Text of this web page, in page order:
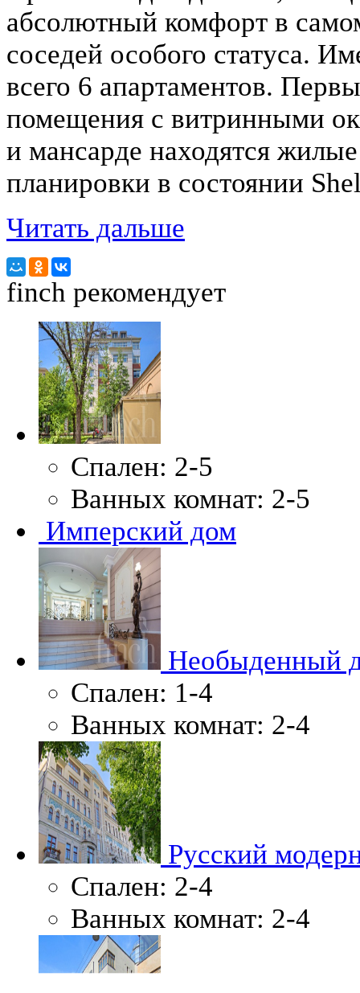
абсолютный комфорт в
соседей особого статуса.
всего 6 апартаментов.
помещения c витринными
и мансарде находятся
планировки в состоянии
Читать дальше
finch рекомендует
Спален: 2-5
Ванных комнат: 2-5
Имперский дом
Необыденный
Спален: 1-4
Ванных комнат: 2-4
Русский
Спален: 2-4
Ванных комнат: 2-4